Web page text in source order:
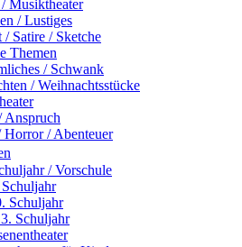
Musiktheater
/ Lustiges
/ Satire / Sketche
Themen
/ Schwank
/ Weihnachtsstücke
Anspruch
Horror / Abenteuer
/ Vorschule
Schuljahr
Schuljahr